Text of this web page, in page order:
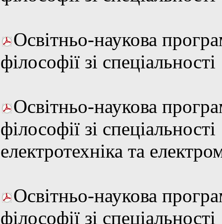
Освітньо-наукова
філософії зі
Освітньо-наукова
філософії зі
електротехніка та
Освітньо-наукова
філософії зі